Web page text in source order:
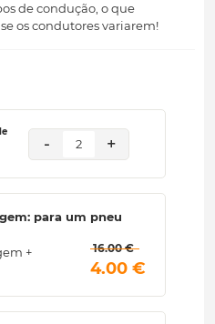
de condução, o que
os condutores variarem!
- 2 +
para um pneu
+
16.00 €
4.00 €